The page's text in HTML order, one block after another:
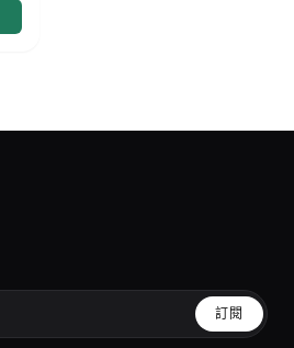
訂閱